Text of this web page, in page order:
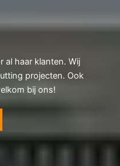
al haar klanten. Wij
projecten. Ook
bij ons!